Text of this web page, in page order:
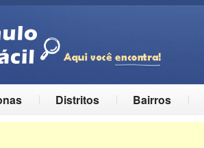
Distritos Bairros